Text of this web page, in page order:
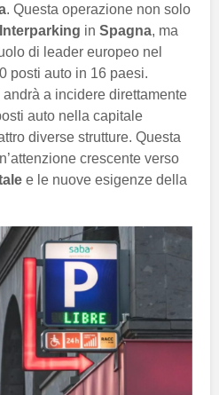
. Questa operazione non solo
Interparking in Spagna, ma
di leader europeo nel
posti auto in 16 paesi.
andrà a incidere direttamente
auto nella capitale
diverse strutture. Questa
crescente verso
e le nuove esigenze della